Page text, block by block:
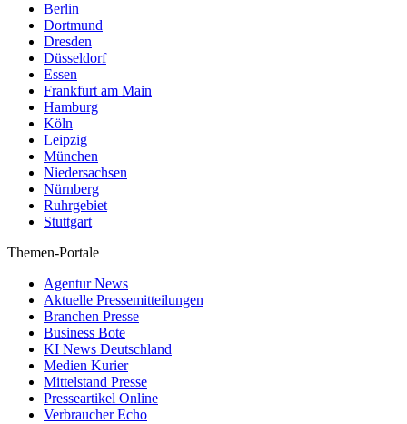
Berlin
Dortmund
Dresden
Düsseldorf
Essen
Frankfurt am Main
Hamburg
Köln
Leipzig
München
Niedersachsen
Nürnberg
Ruhrgebiet
Stuttgart
Themen-Portale
Agentur News
Aktuelle Pressemitteilungen
Branchen Presse
Business Bote
KI News Deutschland
Medien Kurier
Mittelstand Presse
Presseartikel Online
Verbraucher Echo